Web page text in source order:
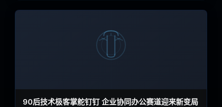
90后技术极客掌舵钉钉 企业协同办公赛道迎来新变局